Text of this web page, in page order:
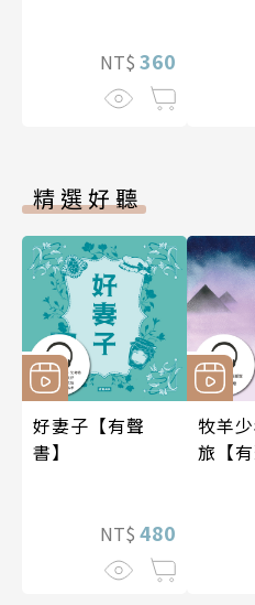
NT$ 360
精選好聽
好妻子【有聲
書】
NT$ 480
牧羊
旅【有